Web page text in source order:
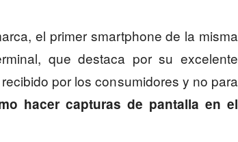
el primer smartphone de la misma
que destaca por su excelente
por los consumidores y no para
hacer capturas de pantalla en el